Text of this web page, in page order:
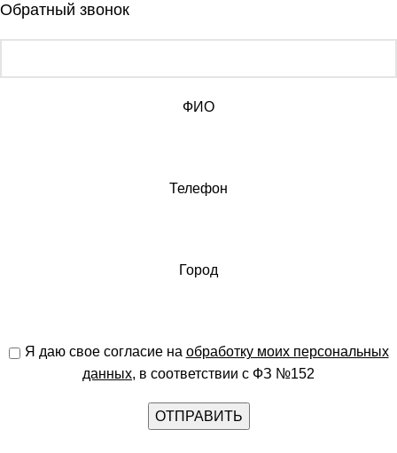
Обратный звонок
ФИО
Телефон
Город
Я даю свое согласие на обработку моих персональных
данных, в соответствии с ФЗ №152